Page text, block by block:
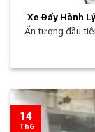
Xe Đẩy Hành
Ấn tượng đầu
14
Th6